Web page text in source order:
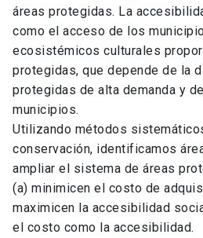
áreas protegidas. La
como el acceso de los
ecosistémicos culturales
protegidas, que depende de la
protegidas de alta demanda y
municipios.
Utilizando métodos
conservación, identificamos
ampliar el sistema de áreas
(a) minimicen el costo de
maximicen la accesibilidad
el costo como la accesibilidad.